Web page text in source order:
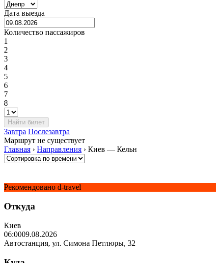
Дата выезда
Количество пассажиров
1
2
3
4
5
6
7
8
Завтра Послезавтра
Маршрут не существует
Главная › Направления › Киев — Кельн
Рекомендовано d-travel
Откуда
Киев
06:0009.08.2026
Автостанция, ул. Симона Петлюры, 32